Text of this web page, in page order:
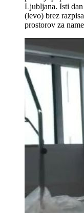
Ljubljana. Isti
(levo) brez
prostorov za